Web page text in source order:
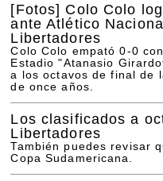
[Fotos] Colo Colo
ante Atlético
Libertadores
Colo Colo empató 0-0
Estadio "Atanasio
a los octavos de final de
de once años.
Los clasificados a
Libertadores
También puedes revisar
Copa Sudamericana.